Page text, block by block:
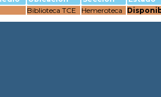
Biblioteca TCE Hemeroteca